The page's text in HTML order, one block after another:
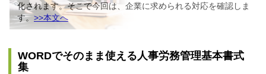
化されます。そこで今回は、企業に求められる対応を確認しま
す。 >>本文へ
WORDでそのまま使える人事労務管理基本書式
集